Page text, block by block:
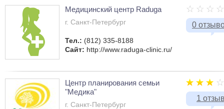
0
Медицинский центр Raduga
г. Санкт-Петербург
Тел.: (812) 335-8188
Сайт: http://www.raduga-clinic.ru/
1
Центр планирования семьи
"Медика"
г. Санкт-Петербург